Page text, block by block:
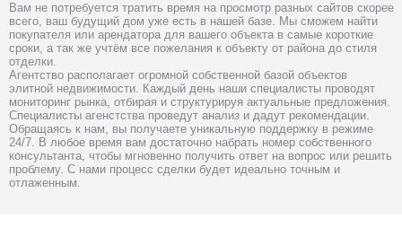
Вам не потребуется тратить время на просмотр разных сайтов скорее
всего, ваш будущий дом уже есть в нашей базе. Мы сможем найти
покупателя или арендатора для вашего объекта в самые короткие
сроки, а так же учтём все пожелания к объекту от района до стиля
отделки.
Агентство располагает огромной собственной базой объектов
элитной недвижимости. Каждый день наши специалисты проводят
мониторинг рынка, отбирая и структурируя актуальные предложения.
Специалисты агенстства проведут анализ и дадут рекомендации.
Обращаясь к нам, вы получаете уникальную поддержку в режиме
24/7. В любое время вам достаточно набрать номер собственного
консультанта, чтобы мгновенно получить ответ на вопрос или решить
проблему. С нами процесс сделки будет идеально точным и
отлаженным.